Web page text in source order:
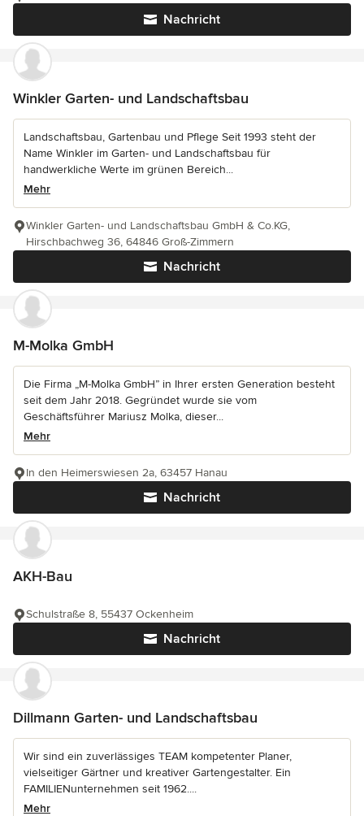
Nachricht
Winkler Garten- und Landschaftsbau
Landschaftsbau, Gartenbau und Pflege Seit 1993 steht der
Name Winkler im Garten- und Landschaftsbau für
handwerkliche Werte im grünen Bereich...
Mehr
Nachricht
Winkler Garten- und Landschaftsbau GmbH & Co.KG,
Hirschbachweg 36, 64846 Groß-Zimmern
M-Molka GmbH
Die Firma „M-Molka GmbH” in Ihrer ersten Generation besteht
seit dem Jahr 2018. Gegründet wurde sie vom
Geschäftsführer Mariusz Molka, dieser...
Mehr
Nachricht
In den Heimerswiesen 2a, 63457 Hanau
AKH-Bau
Nachricht
Schulstraße 8, 55437 Ockenheim
Dillmann Garten- und Landschaftsbau
Wir sind ein zuverlässiges TEAM kompetenter Planer,
vielseitiger Gärtner und kreativer Gartengestalter. Ein
FAMILIENunternehmen seit 1962....
Mehr